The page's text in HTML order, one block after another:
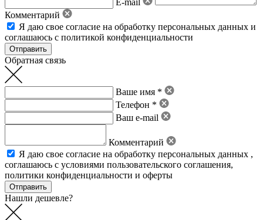
E-mail
Комментарий
Я даю свое согласие на обработку персональных данных и
соглашаюсь с политикой конфиденциальности
Обратная связь
Ваше имя *
Телефон *
Ваш e-mail
Комментарий
Я даю свое согласие на обработку персональных данных ,
соглашаюсь с условиями пользовательского соглашения,
политики конфиденциальности и оферты
Нашли дешевле?